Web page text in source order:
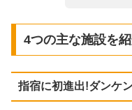
4つの主な施設を
指宿に初進出!ダンケ